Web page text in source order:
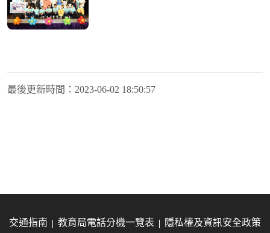
最後更新時間： 2023-06-02 18:50:57
交通指南 教育局電話分機一覽表 隱私權及資訊安全政策